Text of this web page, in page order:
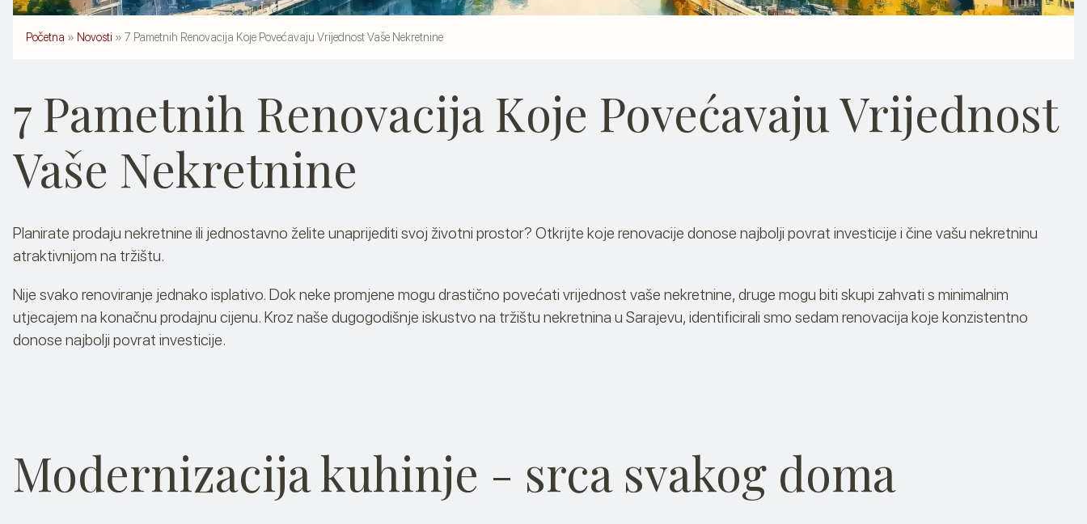
Tu smo da vam olakšamo prodaju ili pronalazak nekretnine.
Početna » Novosti » 7 Pametnih Renovacija Koje Povećavaju Vrijednost Vaše Nekretnine
7 Pametnih Renovacija Koje Povećavaju Vrijednost
Vaše Nekretnine
Planirate prodaju nekretnine ili jednostavno želite unaprijediti svoj životni prostor? Otkrijte koje renovacije donose najbolji povrat investicije i čine vašu nekretninu
atraktivnijom na tržištu.
Nije svako renoviranje jednako isplativo. Dok neke promjene mogu drastično povećati vrijednost vaše nekretnine, druge mogu biti skupi zahvati s minimalnim
utjecajem na konačnu prodajnu cijenu. Kroz naše dugogodišnje iskustvo na tržištu nekretnina u Sarajevu, identificirali smo sedam renovacija koje konzistentno
donose najbolji povrat investicije.
Modernizacija kuhinje - srca svakog doma